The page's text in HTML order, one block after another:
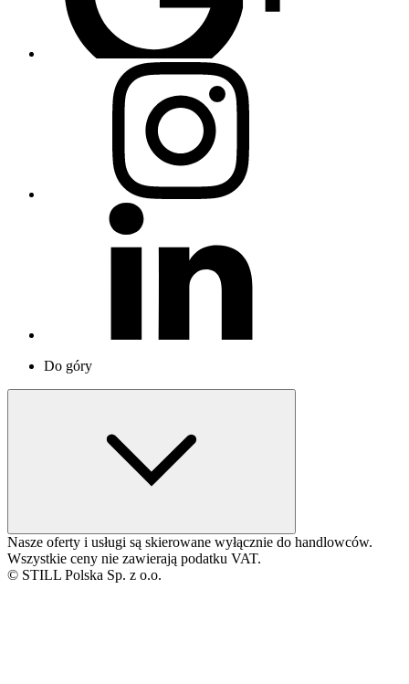
Do góry
Nasze oferty i usługi są skierowane wyłącznie do handlowców.
Wszystkie ceny nie zawierają podatku VAT.
© STILL Polska Sp. z o.o.